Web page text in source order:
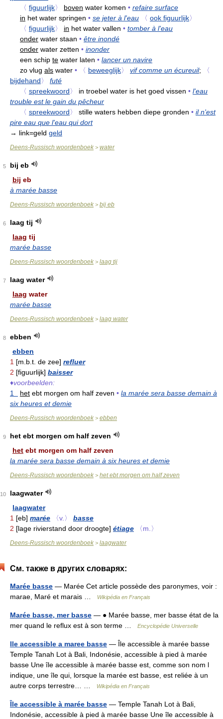
〈 figuurlijk〉 boven water komen • refaire surface
in het water springen • se jeter à l'eau 〈 ook figuurlijk〉
〈 figuurlijk〉 in het water vallen • tomber à l'eau
onder water staan • être inondé
onder water zetten • inonder
een schip te water laten • lancer un navire
zo vlug als water • 〈 beweeglijk〉 vif comme un écureuil;
〈
bijdehand〉
futé
〈 spreekwoord〉 in troebel water is het goed vissen • l'eau
trouble est le gain du pêcheur
〈 spreekwoord〉 stille waters hebben diepe gronden • il n'est
pire eau que l'eau qui dort
→ link=geld geld
Deens-Russisch woordenboek > water
5
bij eb
bij eb
à marée basse
Deens-Russisch woordenboek > bij eb
6
laag tij
laag tij
marée basse
Deens-Russisch woordenboek > laag tij
7
laag water
laag water
marée basse
Deens-Russisch woordenboek > laag water
8
ebben
ebben
1 [m.b.t. de zee] refluer
2 [figuurlijk] baisser
♦voorbeelden:
1
het ebt morgen om half zeven • la marée sera basse demain à
six heures et demie
Deens-Russisch woordenboek > ebben
9
het ebt morgen om half zeven
het ebt morgen om half zeven
la marée sera basse demain à six heures et demie
Deens-Russisch woordenboek > het ebt morgen om half zeven
10
laagwater
laagwater
1 [eb] marée 〈v.〉
basse
2 [lage rivierstand door droogte] étiage 〈m.〉
Deens-Russisch woordenboek > laagwater
См. также в других словарях:
Marée basse — Marée Cet article possède des paronymes, voir :
marae, Maré et marais …
Wikipédia en Français
Marée basse, mer basse — ● Marée basse, mer basse état de la
mer quand le reflux est à son terme …
Encyclopédie Universelle
Ile accessible a maree basse — Île accessible à marée basse
Temple Tanah Lot à Bali, Indonésie, accessible à pied à marée
basse Une île accessible à marée basse est, comme son nom l
indique, une île qui, lorsque la marée est basse, est reliée à un
autre corps terrestre… …
Wikipédia en Français
Île accessible à marée basse — Temple Tanah Lot à Bali,
Indonésie, accessible à pied à marée basse Une île accessible à